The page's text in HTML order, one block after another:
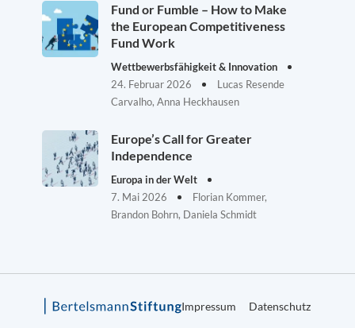
Fund or Fumble – How to Make
the European Competitiveness
Fund Work
Wettbewerbsfähigkeit & Innovation
24. Februar 2026
Lucas Resende
Carvalho, Anna Heckhausen
Europe’s Call for Greater
Independence
Europa in der Welt
7. Mai 2026
Florian Kommer,
Brandon Bohrn, Daniela Schmidt
Impressum Datenschutz